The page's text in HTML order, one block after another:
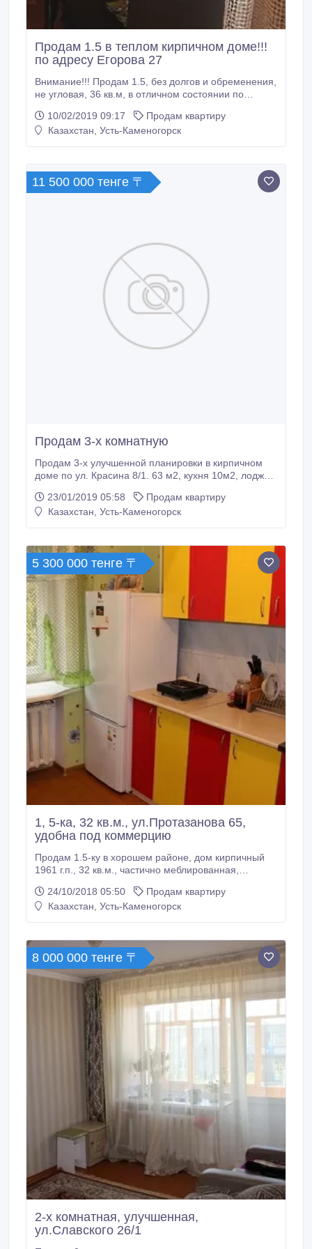
Продам 1.5 в теплом кирпичном доме!!!
по адресу Егорова 27
Внимание!!! Продам 1.5, без долгов и обременения,
не угловая, 36 кв.м, в отличном состоянии по
этаж, чистый подъезд, теплая и уютная квартира в
тихом районе, улучшенной планировки, с балконом,
10/02/2019 09:17
Продам квартиру
Казахстан, Усть-Каменогорск
11 500 000 тенге 〒
Продам 3-х комнатную
Продам 3-х улучшенной планировки в кирпичном
доме по ул. Красина 8/1. 63 м2, кухня 10м2, лоджия
кухонный гарнитур, большой шкаф купе.с лоджии
большой погреб, интернет, кабельное, двойная
23/01/2019 05:58
Продам квартиру
Казахстан, Усть-Каменогорск
5 300 000 тенге 〒
1, 5-ка, 32 кв.м., ул.Протазанова 65,
удобна под коммерцию
Продам 1.5-ку в хорошем районе, дом кирпичный
1961 г.п., 32 кв.м., частично меблированная,
рядом (школа, дет.сад, поликлиника,
диагностический центр, магазины, торговые центры:
24/10/2018 05:50
Продам квартиру
Казахстан, Усть-Каменогорск
8 000 000 тенге 〒
2-х комнатная, улучшенная,
ул.Славского 26/1